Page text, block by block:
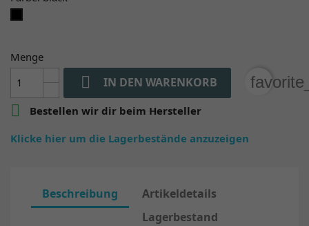
Menge
 IN DEN WARENKORB

Bestellen wir dir beim Hersteller
Klicke hier um die Lagerbestände anzuzeigen
Beschreibung
Artikeldetails
Lagerbestand